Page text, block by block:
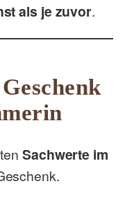
als je zuvor.
Sachwerte im